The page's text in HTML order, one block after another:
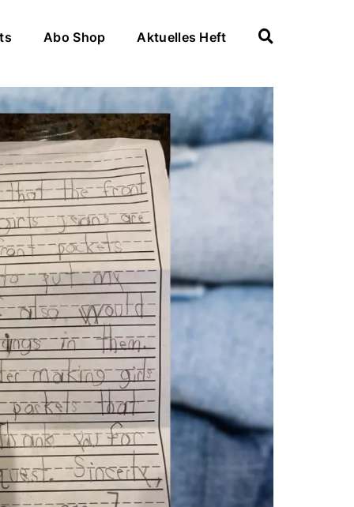
Abo Shop Aktuelles Heft